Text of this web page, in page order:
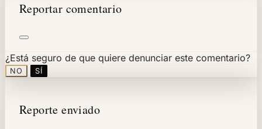
Reportar comentario
¿Está seguro de que quiere denunciar este comentario?
NO SÍ
Reporte enviado